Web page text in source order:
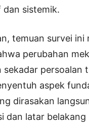
sistemik.
temuan survei ini
perubahan
sekadar persoalan
aspek
dirasakan
dan latar belakang